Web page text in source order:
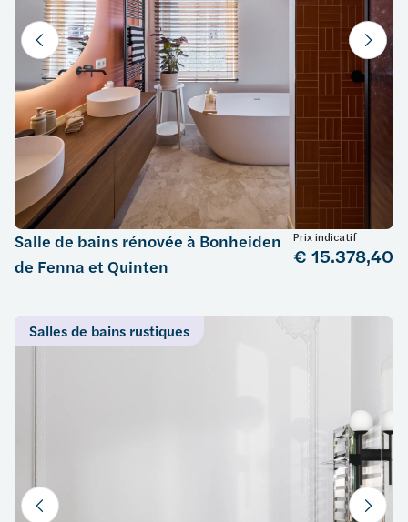
Salle de bains rénovée à Bonheiden
de Fenna et Quinten
Prix indicatif
€ 15.378,40
Salles de bains rustiques